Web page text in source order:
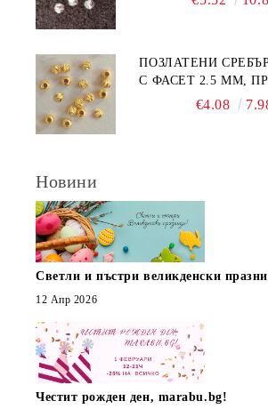
ПОЗЛАТЕНИ
€4.08
Новини
Светли и пъстри великденски
12 Апр 2026
Честит рожден ден, marabu.bg!